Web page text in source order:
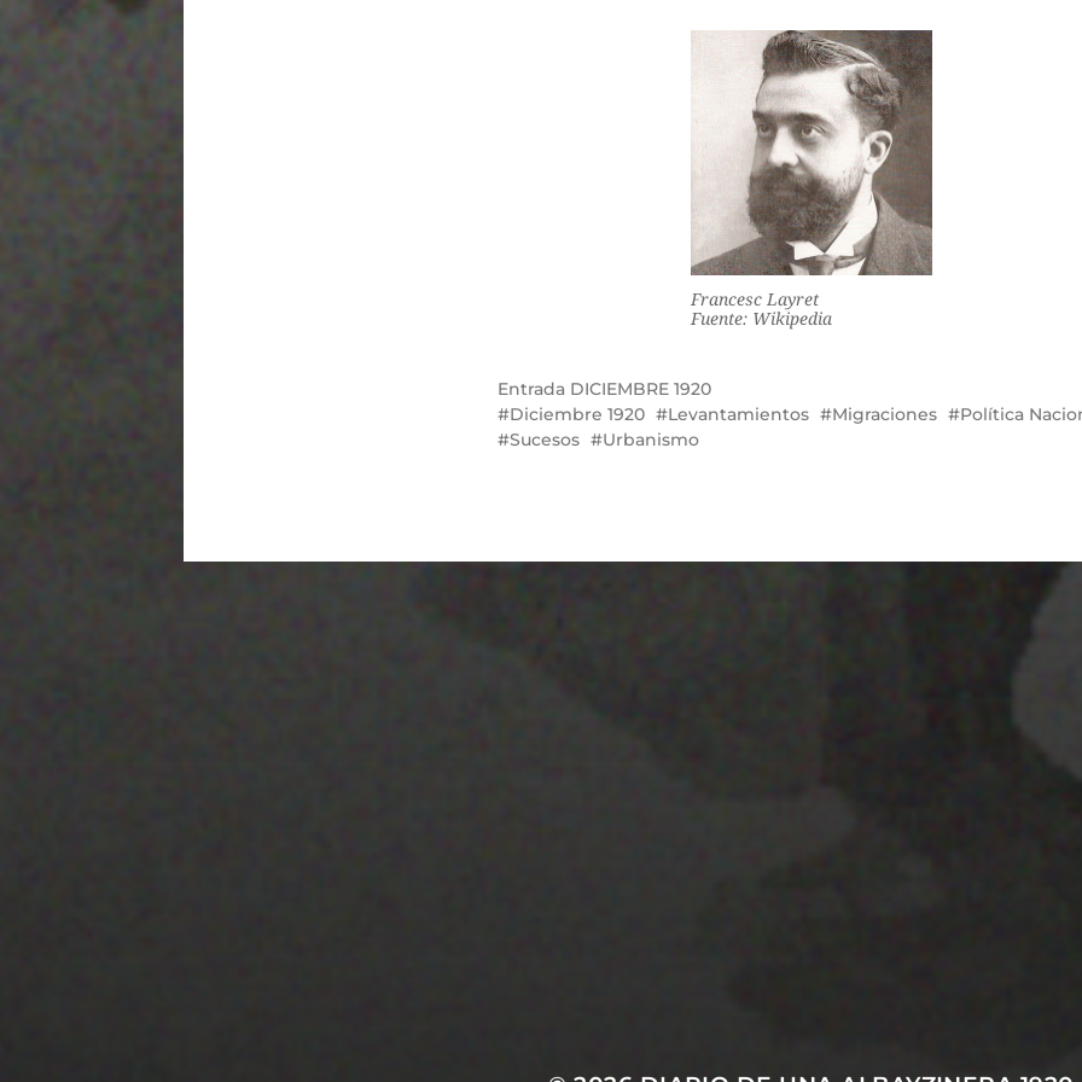
Francesc Layret
Fuente: Wikipedia
Entrada DICIEMBRE 1920
Diciembre 1920
Levantamientos Migraciones
Política
Sucesos
Urbanismo